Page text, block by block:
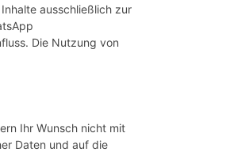
ausschließlich zur
Die Nutzung von
Ihr Wunsch nicht mit
Daten und auf die